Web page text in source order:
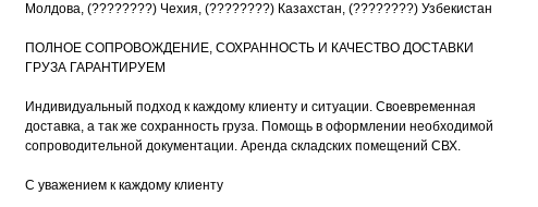
Молдова, (????????) Чехия, (????????) Казахстан, (????????) Узбекистан
ПОЛНОЕ СОПРОВОЖДЕНИЕ, СОХРАННОСТЬ И КАЧЕСТВО ДОСТАВКИ
ГРУЗА ГАРАНТИРУЕМ
Индивидуальный подход к каждому клиенту и ситуации. Своевременная
доставка, а так же сохранность груза. Помощь в оформлении необходимой
сопроводительной документации. Аренда складских помещений СВХ.
С уважением к каждому клиенту